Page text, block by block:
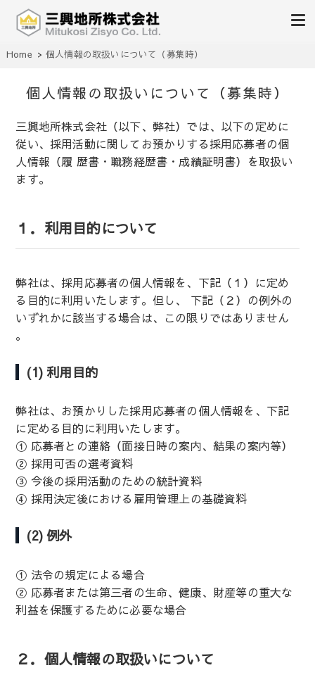
三興地所株式会社
Home 個人情報の取扱いについて（募集時）
個人情報の取扱いについて（募集時）
三興地所株式会社（以下、弊社）では、以下の定めに
従い、採用活動に関してお預かりする採用応募者の個
人情報（履 歴書・職務経歴書・成績証明書）を取扱い
ます。
１．利用目的について
弊社は、採用応募者の個人情報を、下記（１）に定め
る目的に利用いたします。但し、 下記（２）の例外の
いずれかに該当する場合は、この限りではありません
。
(1) 利用目的
弊社は、お預かりした採用応募者の個人情報を、下記
に定める目的に利用いたします。
① 応募者との連絡（面接日時の案内、結果の案内等）
② 採用可否の選考資料
③ 今後の採用活動のための統計資料
④ 採用決定後における雇用管理上の基礎資料
(2) 例外
① 法令の規定による場合
② 応募者または第三者の生命、健康、財産等の重大な
利益を保護するために必要な場合
２．個人情報の取扱いについて